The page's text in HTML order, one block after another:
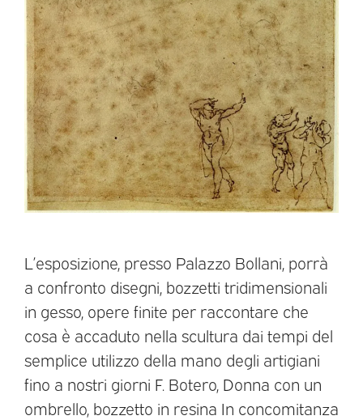
L’esposizione, presso Palazzo Bollani, porrà
a confronto disegni, bozzetti tridimensionali
in gesso, opere finite per raccontare che
cosa è accaduto nella scultura dai tempi del
semplice utilizzo della mano degli artigiani
fino a nostri giorni F. Botero, Donna con un
ombrello, bozzetto in resina In concomitanza